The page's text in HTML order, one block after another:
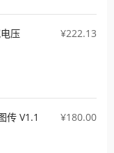
压
¥222.13
传 V1.1
¥180.00